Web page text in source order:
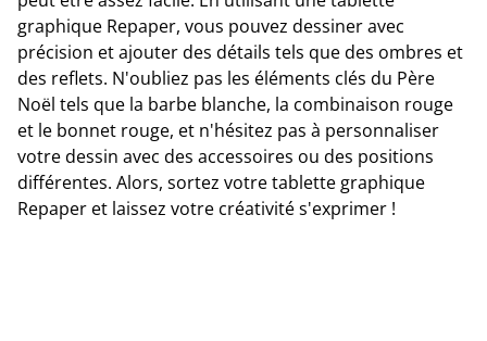
graphique Repaper, vous pouvez dessiner avec
précision et ajouter des détails tels que des ombres et
des reflets. N'oubliez pas les éléments clés du Père
Noël tels que la barbe blanche, la combinaison rouge
et le bonnet rouge, et n'hésitez pas à personnaliser
votre dessin avec des accessoires ou des positions
différentes. Alors, sortez votre tablette graphique
Repaper et laissez votre créativité s'exprimer !